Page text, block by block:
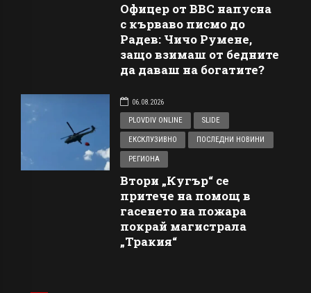
Офицер от ВВС напусна
с кърваво писмо до
Радев: Чичо Румене,
защо взимаш от бедните
да даваш на богатите?
06.08.2026
PLOVDIV ONLINE
SLIDE
ЕКСКЛУЗИВНО ПОСЛЕДНИ НОВИНИ
РЕГИОНА
Втори „Кугър“ се
притече на помощ в
гасенето на пожара
покрай магистрала
„Тракия“